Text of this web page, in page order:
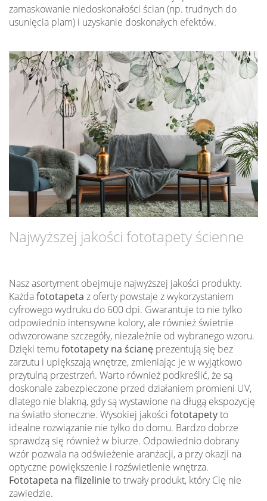
zamaskowanie niedoskonałości ścian (np. trudnych do
usunięcia plam) i uzyskanie doskonałych efektów.
Najwyższej jakości fototapety ścienne
Nasz asortyment obejmuje najwyższej jakości produkty.
Każdafototapeta z oferty powstaje z wykorzystaniem
cyfrowego wydruku do 600 dpi. Gwarantuje to nie tylko
odpowiednio intensywne kolory, ale również świetnie
odwzorowane szczegóły, niezależnie od wybranego wzoru.
Dzięki temu fototapety na ścianę prezentują się bez
zarzutu i upiększają wnętrze, zmieniając je w wyjątkowo
przytulną przestrzeń. Warto również podkreślić, że są
doskonale zabezpieczone przed działaniem promieni UV,
dlatego nie blakną, gdy są wystawione na długą ekspozycję
na światło słoneczne. Wysokiej jakości fototapetyto
idealne rozwiązanie nie tylko do domu. Bardzo dobrze
sprawdzą się również w biurze. Odpowiednio dobrany
wzór pozwala na odświeżenie aranżacji, a przy okazji na
optyczne powiększenie i rozświetlenie wnętrza.
Fototapeta na flizelinieto trwały produkt, który Cię nie
zawiedzie.